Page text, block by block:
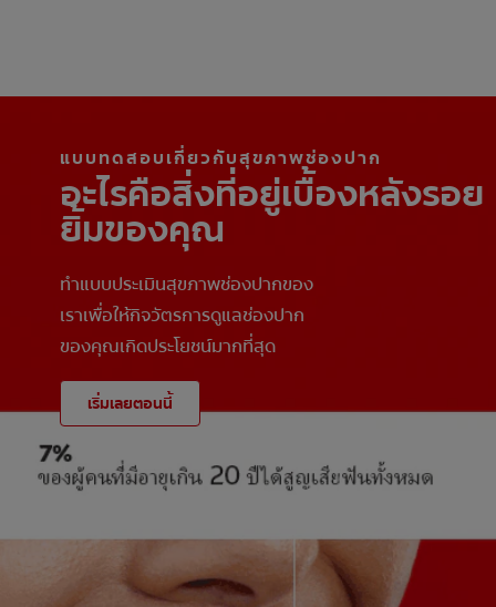
แบบทดสอบเกี่ยวกับสุขภาพช่องปาก
อะไรคือสิ่งที่อยู่เบื้องหลังรอย
ยิ้มของคุณ
ทำแบบประเมินสุขภาพช่องปากของ
เราเพื่อให้กิจวัตรการดูแลช่องปาก
ของคุณเกิดประโยชน์มากที่สุด
เริ่มเลยตอนนี้